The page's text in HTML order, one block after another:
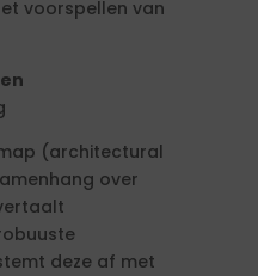
voorspellen van
(architectural
over
deze af met